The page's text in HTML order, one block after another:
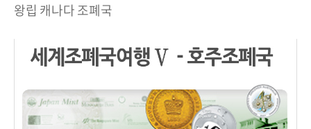
왕립 캐나다 조폐국